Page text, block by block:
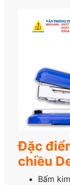
Đặc
chiều
Bấm